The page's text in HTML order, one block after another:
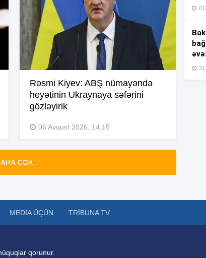
Rəsmi Kiyev: ABŞ nümayəndə
heyətinin Ukraynaya səfərini
gözləyirik
06 Avqust 2026, 14:15
ÇOX
MEDIA ÜÇÜN TRIBUNA TV
qorunur.